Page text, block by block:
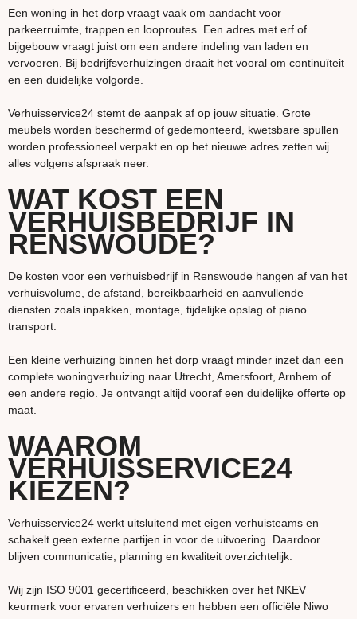
Een woning in het dorp vraagt vaak om aandacht voor
parkeerruimte, trappen en looproutes. Een adres met erf of
bijgebouw vraagt juist om een andere indeling van laden en
vervoeren. Bij bedrijfsverhuizingen draait het vooral om continuïteit
en een duidelijke volgorde.
Verhuisservice24 stemt de aanpak af op jouw situatie. Grote
meubels worden beschermd of gedemonteerd, kwetsbare spullen
worden professioneel verpakt en op het nieuwe adres zetten wij
alles volgens afspraak neer.
WAT KOST EEN
VERHUISBEDRIJF IN
RENSWOUDE?
De kosten voor een verhuisbedrijf in Renswoude hangen af van het
verhuisvolume, de afstand, bereikbaarheid en aanvullende
diensten zoals inpakken, montage, tijdelijke opslag of piano
transport.
Een kleine verhuizing binnen het dorp vraagt minder inzet dan een
complete woningverhuizing naar Utrecht, Amersfoort, Arnhem of
een andere regio. Je ontvangt altijd vooraf een duidelijke offerte op
maat.
WAAROM
VERHUISSERVICE24
KIEZEN?
Verhuisservice24 werkt uitsluitend met eigen verhuisteams en
schakelt geen externe partijen in voor de uitvoering. Daardoor
blijven communicatie, planning en kwaliteit overzichtelijk.
Wij zijn ISO 9001 gecertificeerd, beschikken over het NKEV
keurmerk voor ervaren verhuizers en hebben een officiële Niwo